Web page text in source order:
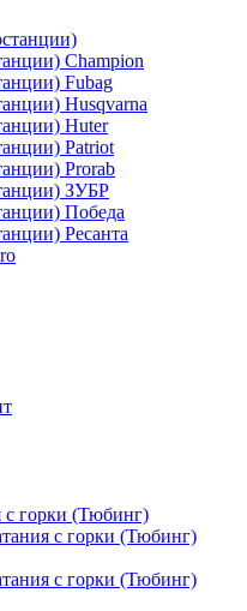
Champion
Fubag
Husqvarna
Huter
Patriot
Prorab
ЗУБР
Победа
Ресанта
с горки (Тюбинг)
с горки (Тюбинг)
с горки (Тюбинг)